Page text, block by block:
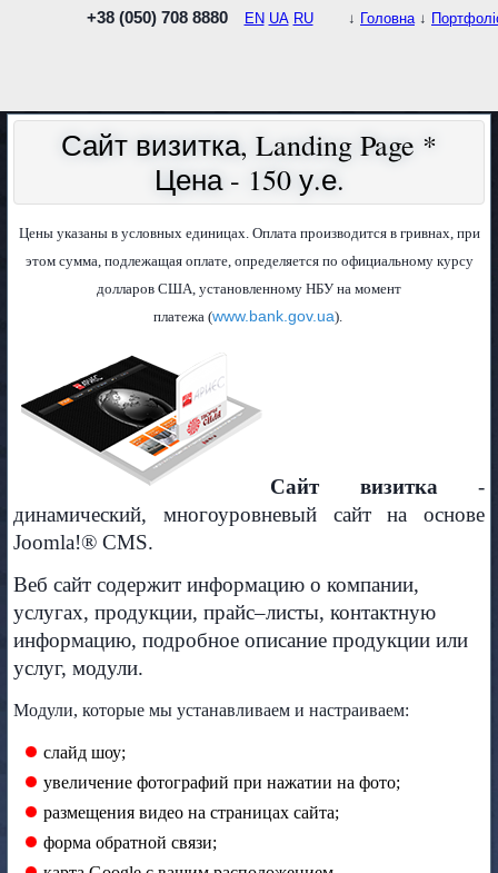
+38 (050) 708 8880 EN UA RU ↓ Головна↓
Сайт визитка, Landing Page *
Цена - 150 у.е.
Цены указаны в условных единицах. Оплата производится в гривнах, при
этом сумма, подлежащая оплате, определяется по официальному курсу
долларов США, установленному НБУ на момент
платежа (www.bank.gov.ua).
Сайт визитка -
динамический, многоуровневый сайт на основе
Joomla!® CMS.
Веб сайт содержит информацию о компании,
услугах, продукции, прайс–листы, контактную
информацию, подробное описание продукции или
услуг, модули.
Модули, которые мы устанавливаем и настраиваем:
слайд шоу;
увеличение фотографий при нажатии на фото;
размещения видео на страницах сайта;
форма обратной связи;